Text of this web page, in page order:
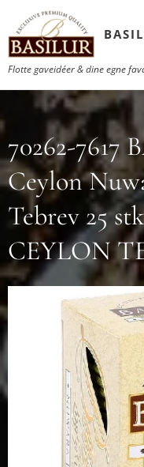
Flotte gaveidéer & dine egne
70262-7617
Ceylon
Tebrev 25
CEYLON